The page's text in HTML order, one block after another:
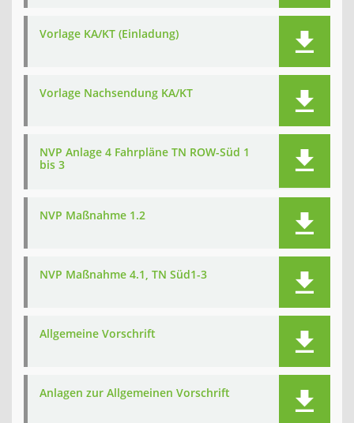
Vorlage KA/KT (Einladung)
Vorlage Nachsendung KA/KT
NVP Anlage 4 Fahrpläne TN ROW-Süd 1
bis 3
NVP Maßnahme 1.2
NVP Maßnahme 4.1, TN Süd1-3
Allgemeine Vorschrift
Anlagen zur Allgemeinen Vorschrift